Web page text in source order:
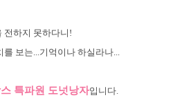
전하지 못하다니!
보는...기억이나 하실라나...
특파원 도넛낭자입니다.